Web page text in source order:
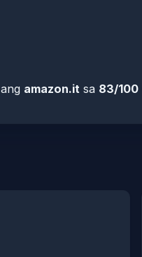
amazon.it sa 83/100